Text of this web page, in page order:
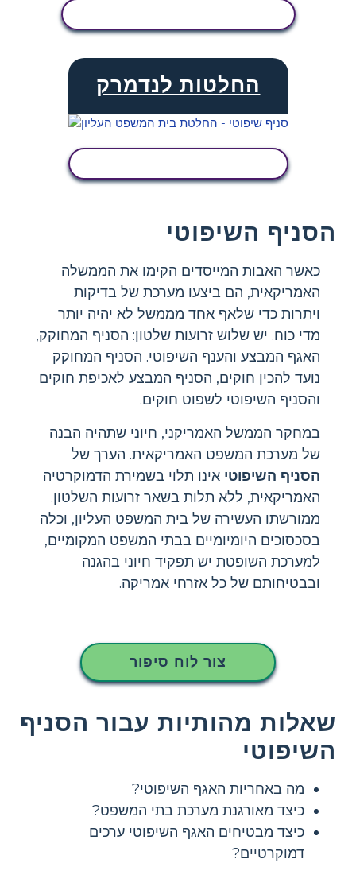
החלטות לנדמרק
הסניף השיפוטי
כאשר האבות המייסדים הקימו את הממשלה
האמריקאית, הם ביצעו מערכת של בדיקות
ויתרות כדי שלאף אחד מממשל לא יהיה יותר
מדי כוח. יש שלוש זרועות שלטון: הסניף המחוקק,
האגף המבצע והענף השיפוטי. הסניף המחוקק
נועד להכין חוקים, הסניף המבצע לאכיפת חוקים
והסניף השיפוטי לשפוט חוקים.
במחקר הממשל האמריקני, חיוני שתהיה הבנה
של מערכת המשפט האמריקאית. הערך של
הסניף השיפוטי אינו תלוי בשמירת הדמוקרטיה
האמריקאית, ללא תלות בשאר זרועות השלטון.
ממורשתו העשירה של בית המשפט העליון, וכלה
בסכסוכים היומיומיים בבתי המשפט המקומיים,
למערכת השופטת יש תפקיד חיוני בהגנה
ובבטיחותם של כל אזרחי אמריקה.
צור לוח סיפור
שאלות מהותיות עבור הסניף
השיפוטי
מה באחריות האגף השיפוטי?
כיצד מאורגנת מערכת בתי המשפט?
כיצד מבטיחים האגף השיפוטי ערכים
דמוקרטיים?